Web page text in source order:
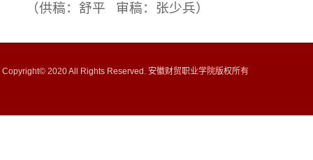
（供稿：舒平 审稿：张少兵）
Copyright© 2020 All Rights Reserved. 安徽财贸职业学院版权所有